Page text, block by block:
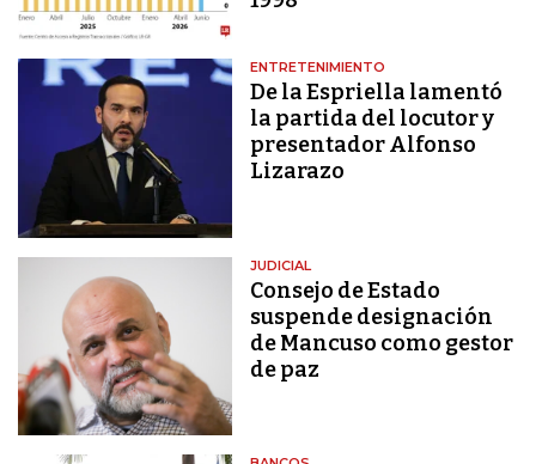
ENTRETENIMIENTO
De la Espriella lamentó
la partida del locutor y
presentador Alfonso
Lizarazo
JUDICIAL
Consejo de Estado
suspende designación
de Mancuso como gestor
de paz